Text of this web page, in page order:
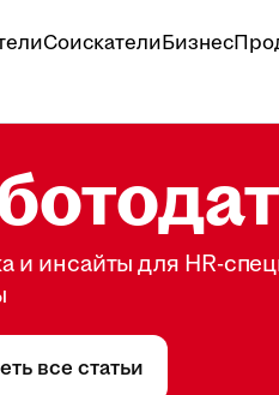
СоискателиБизнес
и инсайты для HR-
все статьи